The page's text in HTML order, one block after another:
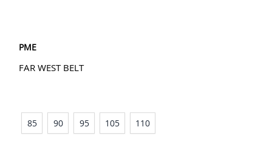
PME
FAR WEST BELT
85 90 95 105 110